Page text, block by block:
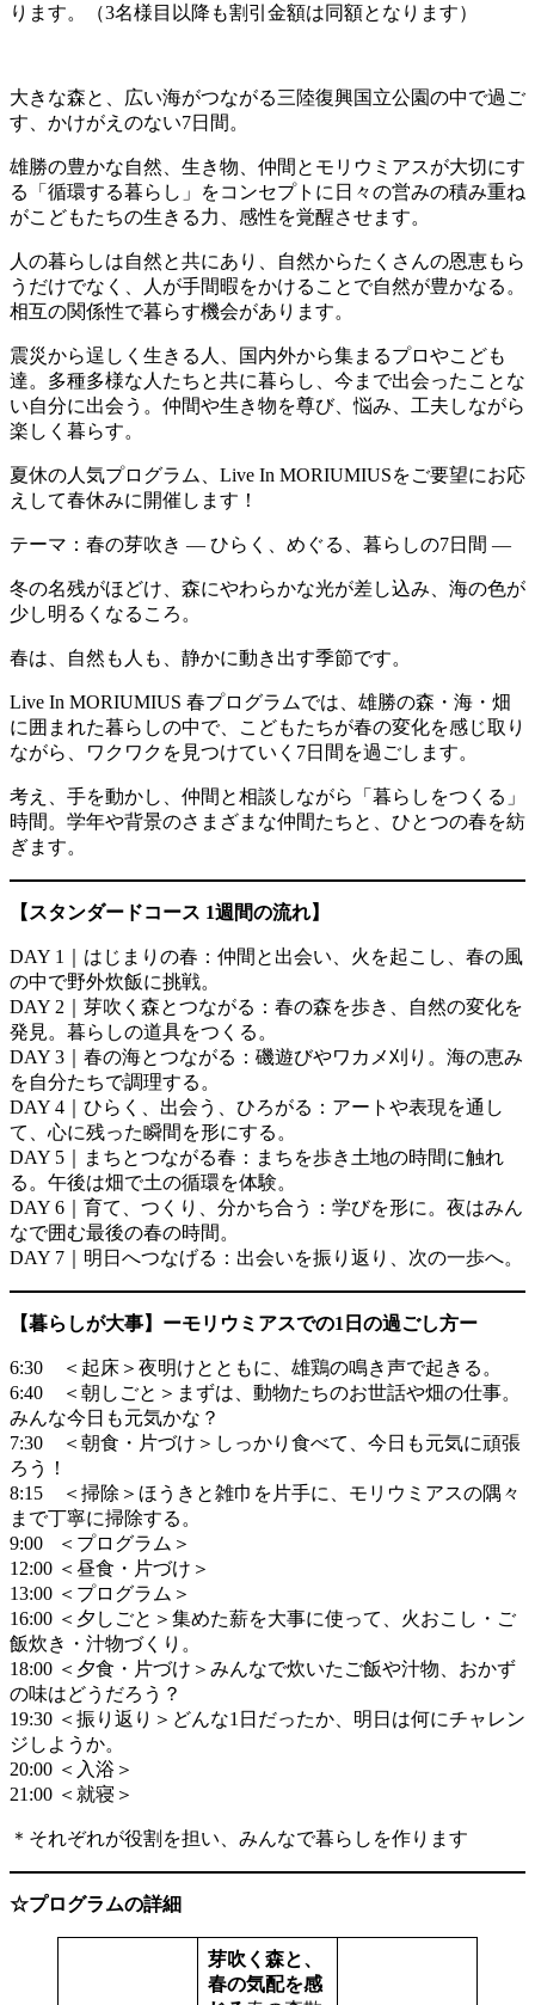
ります。（3名様目以降も割引金額は同額となります）
大きな森と、広い海がつながる三陸復興国立公園の中で過ご
す、かけがえのない7日間。
雄勝の豊かな自然、生き物、仲間とモリウミアスが大切にす
る「循環する暮らし」をコンセプトに日々の営みの積み重ね
がこどもたちの生きる力、感性を覚醒させます。
人の暮らしは自然と共にあり、自然からたくさんの恩恵もら
うだけでなく、人が手間暇をかけることで自然が豊かなる。
相互の関係性で暮らす機会があります。
震災から逞しく生きる人、国内外から集まるプロやこども
達。多種多様な人たちと共に暮らし、今まで出会ったことな
い自分に出会う。仲間や生き物を尊び、悩み、工夫しながら
楽しく暮らす。
夏休の人気プログラム、Live In MORIUMIUSをご要望にお応
えして春休みに開催します！
テーマ：春の芽吹き ― ひらく、めぐる、暮らしの7日間 ―
冬の名残がほどけ、森にやわらかな光が差し込み、海の色が
少し明るくなるころ。
春は、自然も人も、静かに動き出す季節です。
Live In MORIUMIUS 春プログラムでは、雄勝の森・海・畑
に囲まれた暮らしの中で、こどもたちが春の変化を感じ取り
ながら、ワクワクを見つけていく7日間を過ごします。
考え、手を動かし、仲間と相談しながら「暮らしをつくる」
時間。学年や背景のさまざまな仲間たちと、ひとつの春を紡
ぎます。
【スタンダードコース 1週間の流れ】
DAY 1｜はじまりの春：仲間と出会い、火を起こし、春の風
の中で野外炊飯に挑戦。
DAY 2｜芽吹く森とつながる：春の森を歩き、自然の変化を
発見。暮らしの道具をつくる。
DAY 3｜春の海とつながる：磯遊びやワカメ刈り。海の恵み
を自分たちで調理する。
DAY 4｜ひらく、出会う、ひろがる：アートや表現を通し
て、心に残った瞬間を形にする。
DAY 5｜まちとつながる春：まちを歩き土地の時間に触れ
る。午後は畑で土の循環を体験。
DAY 6｜育て、つくり、分かち合う：学びを形に。夜はみん
なで囲む最後の春の時間。
DAY 7｜明日へつなげる：出会いを振り返り、次の一歩へ。
【暮らしが大事】ーモリウミアスでの1日の過ごし方ー
6:30 ＜起床＞夜明けとともに、雄鶏の鳴き声で起きる。
6:40 ＜朝しごと＞まずは、動物たちのお世話や畑の仕事。
みんな今日も元気かな？
7:30 ＜朝食・片づけ＞しっかり食べて、今日も元気に頑張
ろう！
8:15 ＜掃除＞ほうきと雑巾を片手に、モリウミアスの隅々
まで丁寧に掃除する。
9:00 ＜プログラム＞
12:00 ＜昼食・片づけ＞
13:00 ＜プログラム＞
16:00 ＜夕しごと＞集めた薪を大事に使って、火おこし・ご
飯炊き・汁物づくり。
18:00 ＜夕食・片づけ＞みんなで炊いたご飯や汁物、おかず
の味はどうだろう？
19:30 ＜振り返り＞どんな1日だったか、明日は何にチャレン
ジしようか。
20:00 ＜入浴＞
21:00 ＜就寝＞
＊それぞれが役割を担い、みんなで暮らしを作ります
☆プログラムの詳細
芽吹く森と、
春の気配を感